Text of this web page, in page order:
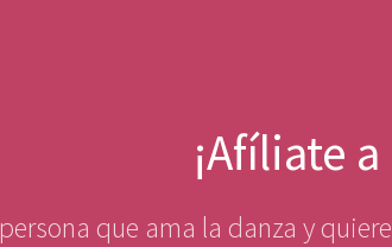
¡Afíliate
que ama la danza y